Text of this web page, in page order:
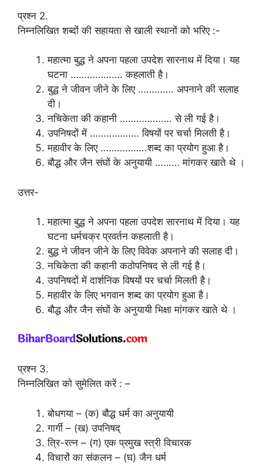
प्रश्न 2.
निम्नलिखित शब्दों की सहायता से खाली स्थानों को भरिए :-
महात्मा बुद्ध ने अपना पहला उपदेश सारनाथ में दिया। यह
घटना ………………. कहलाती है।
बुद्ध ने जीवन जीने के लिए …………. अपनाने की सलाह
दी।
नचिकेता की कहानी ………………. से ली गई है।
उपनिषदों में ……………… विषयों पर चर्चा मिलती है।
महावीर के लिए ……………..शब्द का प्रयोग हुआ है।
बौद्ध और जैन संघों के अनुयायी ……… मांगकर खाते थे ।
उत्तर-
महात्मा बुद्ध ने अपना पहला उपदेश सारनाथ में दिया। यह
घटना धर्मचक्र प्रवर्तन कहलाती है।
बुद्ध ने जीवन जीने के लिए विवेक अपनाने की सलाह दी।
नचिकेता की कहानी कठोपनिषद से ली गई है।
उपनिषदों में दार्शनिक विषयों पर चर्चा मिलती है।
महावीर के लिए भगवान शब्द का प्रयोग हुआ है।
बौद्ध और जैन संघों के अनुयायी भिक्षा मांगकर खाते थे ।
प्रश्न 3.
निम्नलिखित को सुमेलित करें : –
बोधगया – (क) बौद्ध धर्म का अनुयायी
गार्गी – (ख) उपनिषद्
त्रि-रत्न – (ग) एक प्रमुख स्त्री विचारक
विचारों का संकलन – (घ) जैन धर्म